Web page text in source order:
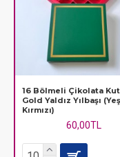
16 Bölmeli Çikolata
Gold Yaldız Yılbaşı
Kırmızı)
60,00TL